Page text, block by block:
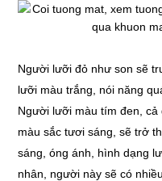
Người lưỡi đỏ như son sẽ
lưỡi màu trắng, nói năng
Người lưỡi màu tím đen,
màu sắc tươi sáng, sẽ trở
sáng, óng ánh, hình dạng
nhân, người này sẽ có